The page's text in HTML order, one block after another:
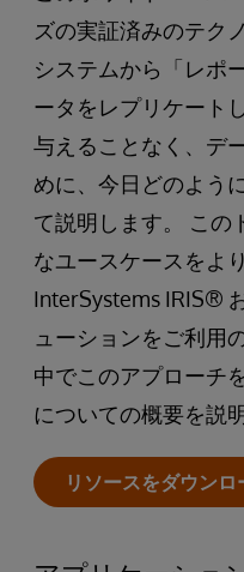
ズの実証済みのテク
システムから「レポ
ータをレプリケート
与えることなく、デ
めに、今日どのよう
て説明します。 この
なユースケースをよ
InterSystems IRIS®
ューションをご利用
中でこのアプローチ
についての概要を説
リソースをダウンロ